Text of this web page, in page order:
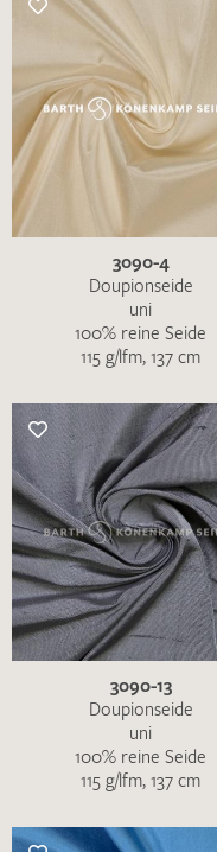
/
das
Sie eine E-Mail mit
schnellstmöglich
3090-4
Doupionseide
uni
100% reine Seide
115 g/lfm, 137 cm
3090-13
Doupionseide
uni
100% reine Seide
115 g/lfm, 137 cm